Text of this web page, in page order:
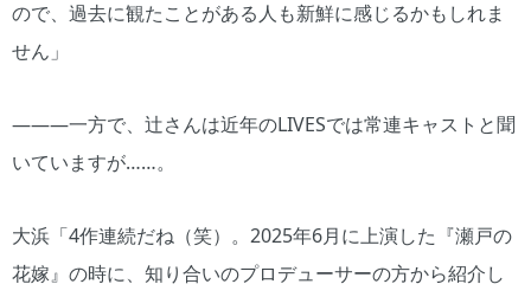
ので、過去に観たことがある人も新鮮に感じるかもしれま
せん」
―――一方で、辻さんは近年のLIVESでは常連キャストと聞
いていますが……。
大浜「4作連続だね（笑）。2025年6月に上演した『瀬戸の
花嫁』の時に、知り合いのプロデューサーの方から紹介し